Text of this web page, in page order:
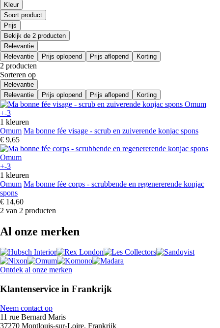
Kleur
Soort product
Prijs
Bekijk de 2 producten
Relevantie
Relevantie
Prijs oplopend Prijs aflopend Korting
2 producten
Sorteren op
Relevantie
Relevantie
Prijs oplopend Prijs aflopend Korting
+-3
1 kleuren
Omum Ma bonne fée visage - scrub en zuiverende konjac spons
€ 9,65
+-3
1 kleuren
Omum Ma bonne fée corps - scrubbende en regenererende konjac
spons
€ 14,60
2 van 2 producten
Al onze merken
Ontdek al onze merken
Klantenservice in Frankrijk
Neem contact op
11 rue Bernard Maris
37270 Montlouis-sur-Loire, Frankrijk